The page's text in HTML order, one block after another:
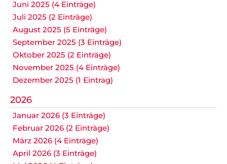
Juni 2025 (4 Einträge)
Juli 2025 (2 Einträge)
August 2025 (5 Einträge)
September 2025 (3 Einträge)
Oktober 2025 (2 Einträge)
November 2025 (4 Einträge)
Dezember 2025 (1 Eintrag)
2026
Januar 2026 (3 Einträge)
Februar 2026 (2 Einträge)
März 2026 (4 Einträge)
April 2026 (3 Einträge)